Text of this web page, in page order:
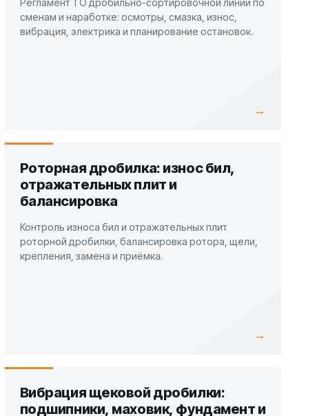
Регламент ТО дробильно-сортировочной линии по
сменам и наработке: осмотры, смазка, износ,
вибрация, электрика и планирование остановок.
→
Роторная дробилка: износ бил,
отражательных плит и
балансировка
Контроль износа бил и отражательных плит
роторной дробилки, балансировка ротора, щели,
крепления, замена и приёмка.
→
Вибрация щековой дробилки:
подшипники, маховик, фундамент и